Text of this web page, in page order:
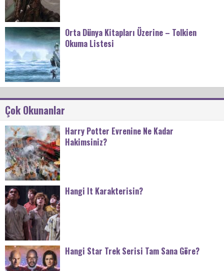
Orta Dünya Kitapları Üzerine – Tolkien
Okuma Listesi
Çok Okunanlar
Harry Potter Evrenine Ne Kadar
Hakimsiniz?
Hangi It Karakterisin?
Hangi Star Trek Serisi Tam Sana Göre?